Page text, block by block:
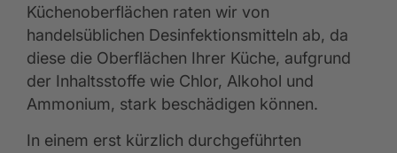
Küchenoberflächen raten wir von
handelsüblichen Desinfektionsmitteln ab, da
diese die Oberflächen Ihrer Küche, aufgrund
der Inhaltsstoffe wie Chlor, Alkohol und
Ammonium, stark beschädigen können.
In einem erst kürzlich durchgeführten